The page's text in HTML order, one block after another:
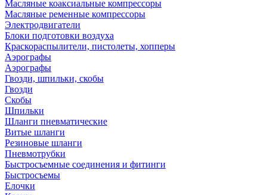
Масляные коаксиальные компрессоры
Масляные ременные компрессоры
Электродвигатели
Блоки подготовки воздуха
Краскораспылители, пистолеты, хопперы
Аэрографы
Аэрографы
Гвозди, шпильки, скобы
Гвозди
Скобы
Шпильки
Шланги пневматические
Витые шланги
Резиновые шланги
Пневмотрубки
Быстросъемные соединения и фитинги
Быстросъемы
Елочки